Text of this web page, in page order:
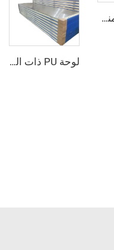
لوحة PU ذات الوجه الفولاذي الصدأي